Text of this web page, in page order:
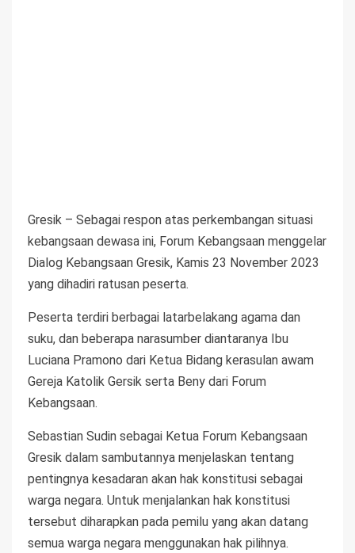
Gresik – Sebagai respon atas perkembangan situasi
kebangsaan dewasa ini, Forum Kebangsaan menggelar
Dialog Kebangsaan Gresik, Kamis 23 November 2023
yang dihadiri ratusan peserta.
Peserta terdiri berbagai latarbelakang agama dan
suku, dan beberapa narasumber diantaranya Ibu
Luciana Pramono dari Ketua Bidang kerasulan awam
Gereja Katolik Gersik serta Beny dari Forum
Kebangsaan.
Sebastian Sudin sebagai Ketua Forum Kebangsaan
Gresik dalam sambutannya menjelaskan tentang
pentingnya kesadaran akan hak konstitusi sebagai
warga negara. Untuk menjalankan hak konstitusi
tersebut diharapkan pada pemilu yang akan datang
semua warga negara menggunakan hak pilihnya.